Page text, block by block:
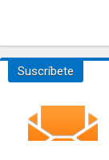
Suscríbete